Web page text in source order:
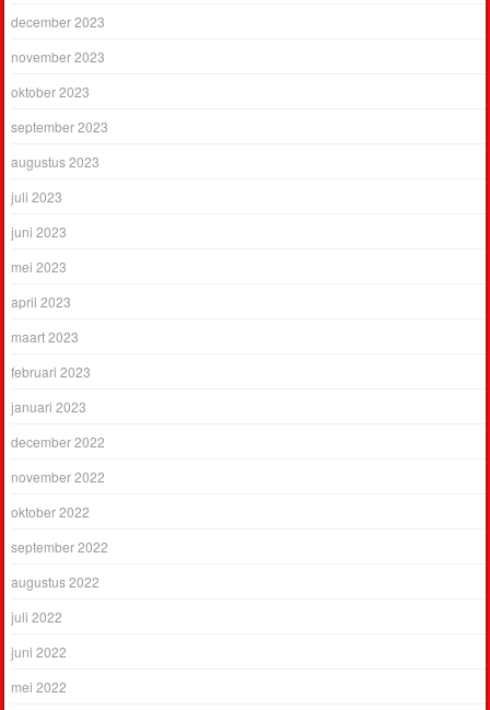
december 2023
november 2023
oktober 2023
september 2023
augustus 2023
juli 2023
juni 2023
mei 2023
april 2023
maart 2023
februari 2023
januari 2023
december 2022
november 2022
oktober 2022
september 2022
augustus 2022
juli 2022
juni 2022
mei 2022